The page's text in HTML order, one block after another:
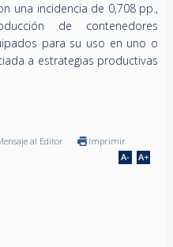
una incidencia de 0,708 pp.,
de contenedores
para su uso en uno o
a estrategias productivas
al Editor Imprimir